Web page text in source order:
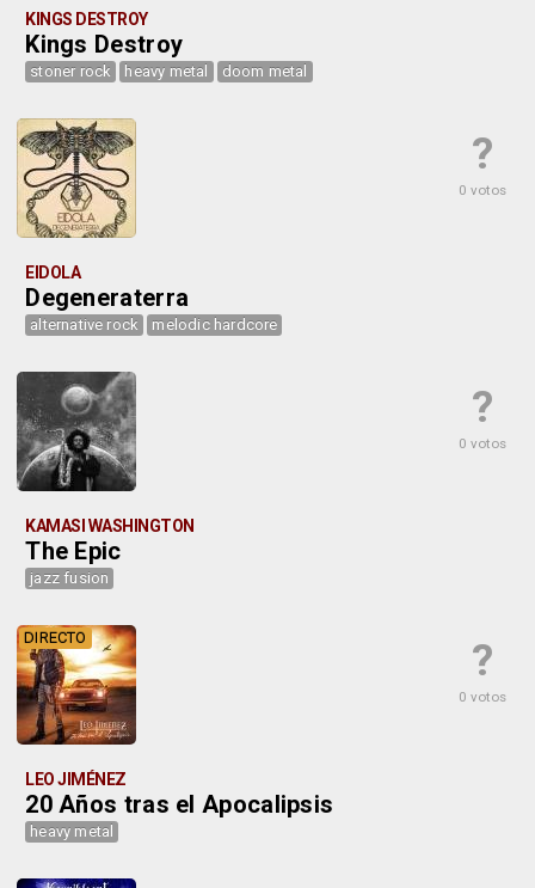
KINGS DESTROY
Kings Destroy
stoner rock heavy metal doom metal
?
0 votos
EIDOLA
Degeneraterra
alternative rock melodic hardcore
?
0 votos
KAMASI WASHINGTON
The Epic
jazz fusion
?
0 votos
DIRECTO
LEO JIMÉNEZ
20 Años tras el Apocalipsis
heavy metal